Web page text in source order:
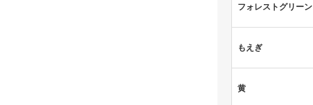
フォレストグリーン
もえぎ
黄